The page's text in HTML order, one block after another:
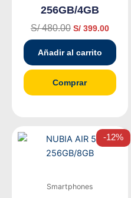
256GB/4GB
S/480.00 S/399.00
Añadir al carrito
Comprar
-12%
Smartphones
precio
original
El
precio